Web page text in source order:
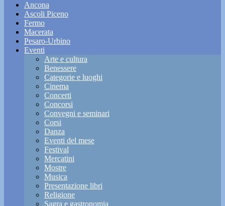
Ancona
Ascoli Piceno
Fermo
Macerata
Pesaro-Urbino
Eventi
Arte e cultura
Benessere
Categorie e luoghi
Cinema
Concerti
Concorsi
Convegni e seminari
Corsi
Danza
Eventi del mese
Festival
Mercatini
Mostre
Musica
Presentazione libri
Religione
Sagra e gastronomia